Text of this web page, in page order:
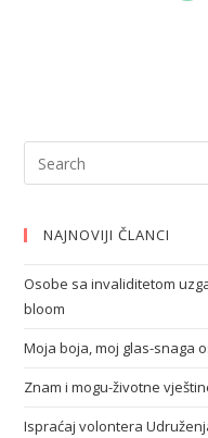
NAJNOVIJI ČLANCI
Osobe sa invaliditetom
bloom
Moja boja, moj glas-snaga
Znam i mogu-životne
Ispraćaj volontera